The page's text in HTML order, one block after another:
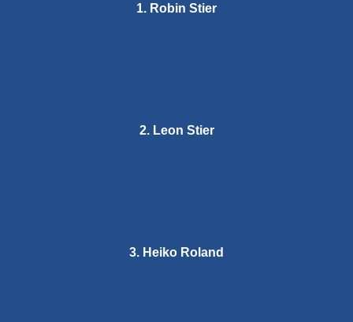
1. Robin Stier
2. Leon Stier
3. Heiko Roland